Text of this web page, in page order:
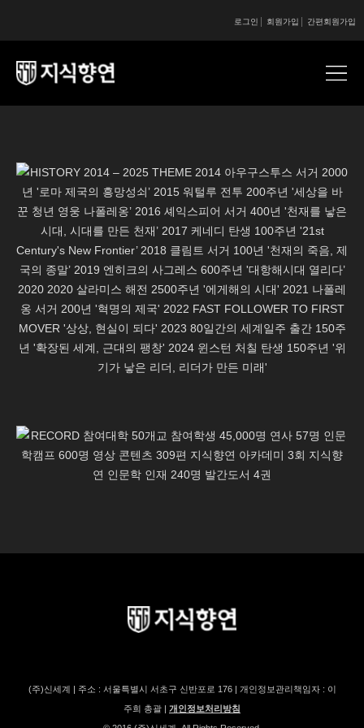
간편회원가입
회원가입
로그인
(주)신세계 | 주소 : 서울특별시 서초구 신반포로 176 | 개인정보관리책임자 : 이
주희 총괄 | 개인정보처리방침